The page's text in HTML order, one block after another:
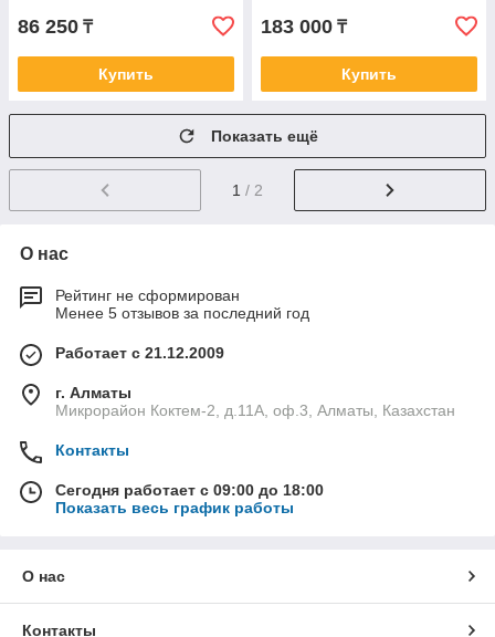
86 250 ₸
Купить
183 000 ₸
Купить
Показать ещё
1 / 2
О нас
Рейтинг не сформирован
Менее 5 отзывов за последний год
Работает с 21.12.2009
г. Алматы
Микрорайон Коктем-2, д.11А, оф.3, Алматы, Казахстан
Контакты
Сегодня работает с 09:00 до 18:00
Показать весь график работы
О нас
Контакты